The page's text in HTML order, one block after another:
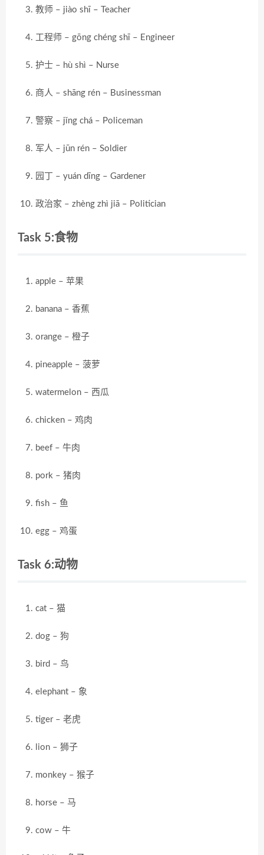
教师 – jiào shī – Teacher
工程师 – gōng chéng shī – Engineer
护士 – hù shì – Nurse
商人 – shāng rén – Businessman
警察 – jǐng chá – Policeman
军人 – jūn rén – Soldier
园丁 – yuán dīng – Gardener
政治家 – zhèng zhì jiā – Politician
Task 5:食物
apple – 苹果
banana – 香蕉
orange – 橙子
pineapple – 菠萝
watermelon – 西瓜
chicken – 鸡肉
beef – 牛肉
pork – 猪肉
fish – 鱼
egg – 鸡蛋
Task 6:动物
cat – 猫
dog – 狗
bird – 鸟
elephant – 象
tiger – 老虎
lion – 狮子
monkey – 猴子
horse – 马
cow – 牛